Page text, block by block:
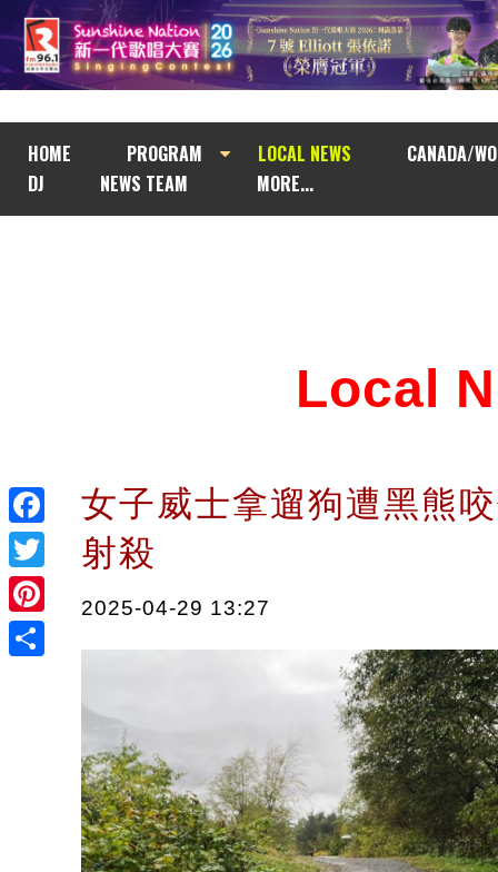
HOME PROGRAM LOCAL NEWS
CANADA/
DJ
NEWS TEAM MORE...
Facebook
Twitter
Pinterest
Local
女子威士拿遛狗遭黑熊
射殺
2025-04-29 13:27